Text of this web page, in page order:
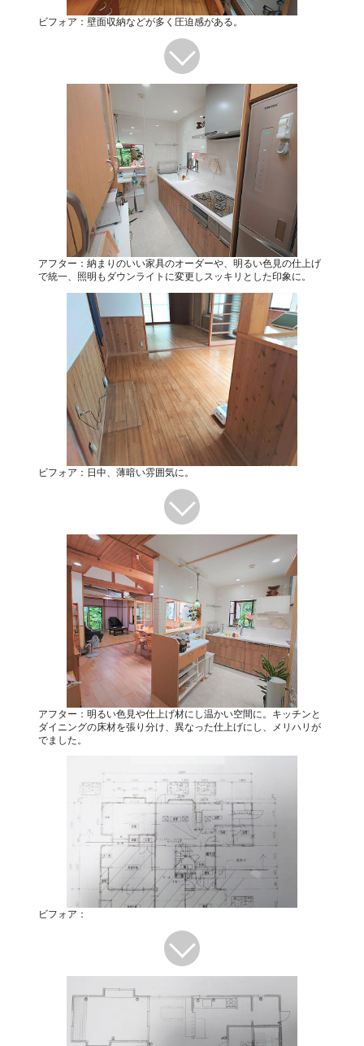
ビフォア：壁面収納などが多く圧迫感がある。
アフター：納まりのいい家具のオーダーや、明るい色見の仕上げ
で統一、照明もダウンライトに変更しスッキリとした印象に。
ビフォア：日中、薄暗い雰囲気に。
アフター：明るい色見や仕上げ材にし温かい空間に。キッチンと
ダイニングの床材を張り分け、異なった仕上げにし、メリハリが
でました。
ビフォア：